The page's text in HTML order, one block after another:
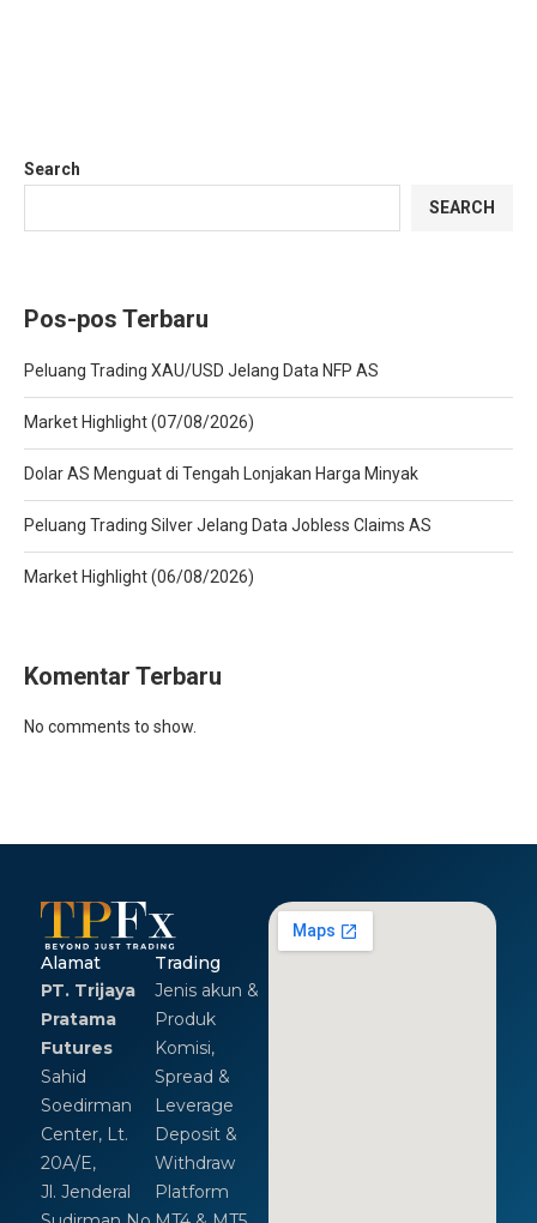
Search
SEARCH
Pos-pos Terbaru
Peluang Trading XAU/USD Jelang Data NFP AS
Market Highlight (07/08/2026)
Dolar AS Menguat di Tengah Lonjakan Harga Minyak
Peluang Trading Silver Jelang Data Jobless Claims AS
Market Highlight (06/08/2026)
Komentar Terbaru
No comments to show.
Alamat
PT. Trijaya
Pratama
Futures
Sahid
Soedirman
Center, Lt.
20A/E,
Jl. Jenderal
Trading
Jenis akun &
Produk
Komisi,
Spread &
Leverage
Deposit &
Withdraw
Platform